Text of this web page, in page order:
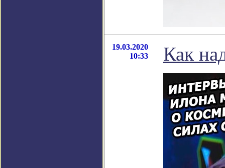
19.03.2020
10:33
Как